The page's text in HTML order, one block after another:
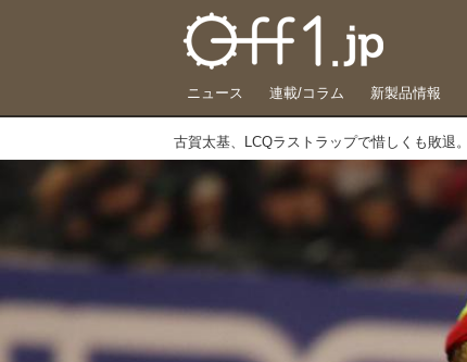
ニュース 連載/コラム 新製品情報